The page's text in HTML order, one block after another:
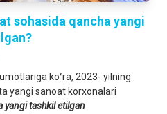
sohasida qancha yangi
koʻra, 2023- yilning
yangi sanoat korxonalari
yangitashkil etilgan